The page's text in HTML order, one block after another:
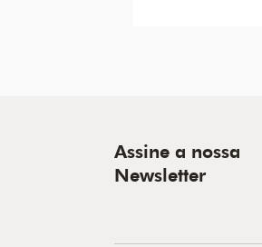
Assine a nossa
Newsletter